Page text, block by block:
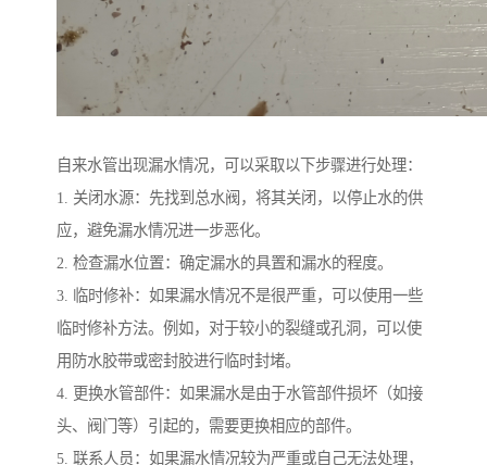
自来水管出现漏水情况，可以采取以下步骤进行处理：
1. 关闭水源：先找到总水阀，将其关闭，以停止水的供
应，避免漏水情况进一步恶化。
2. 检查漏水位置：确定漏水的具置和漏水的程度。
3. 临时修补：如果漏水情况不是很严重，可以使用一些
临时修补方法。例如，对于较小的裂缝或孔洞，可以使
用防水胶带或密封胶进行临时封堵。
4. 更换水管部件：如果漏水是由于水管部件损坏（如接
头、阀门等）引起的，需要更换相应的部件。
5. 联系人员：如果漏水情况较为严重或自己无法处理，